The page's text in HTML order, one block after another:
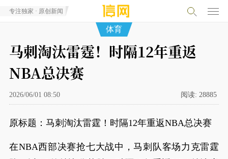
专注独家 · 原创新闻
体育
马刺淘汰雷霆！时隔12年重返
NBA总决赛
2026/06/01 08:50 阅读: 28885
原标题：马刺淘汰雷霆！时隔12年重返NBA总决赛
在NBA西部决赛抢七大战中，马刺队客场力克雷霆